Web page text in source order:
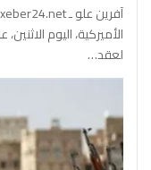
الأميركية، اليوم
لعقد…